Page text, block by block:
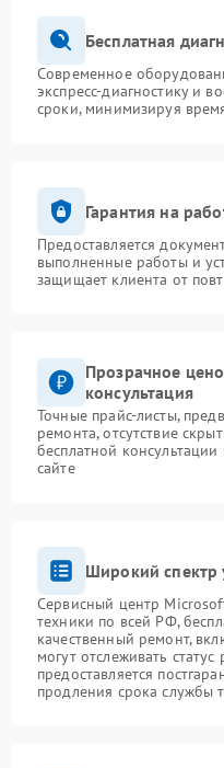
Бесплатная
Современное
экспресс-диагностику и
сроки, минимизируя
Гарантия на
Предоставляется
выполненные работы и
защищает клиента от
Прозрачное
консультация
Точные прайс-листы,
ремонта, отсутствие
бесплатной
сайте
Широкий спектр
Сервисный центр
техники по всей РФ,
качественный ремонт,
могут отслеживать
предоставляется
продления срока службы